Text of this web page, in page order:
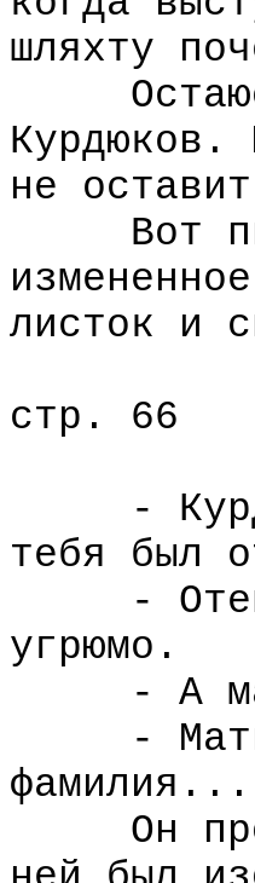
шляхту
Остаюсь
Курдюков.
не
Вот
листок и
стр. 66
-
тебя был
- Отец у
угрюмо.
- А
- Мать
фамилия...
Он